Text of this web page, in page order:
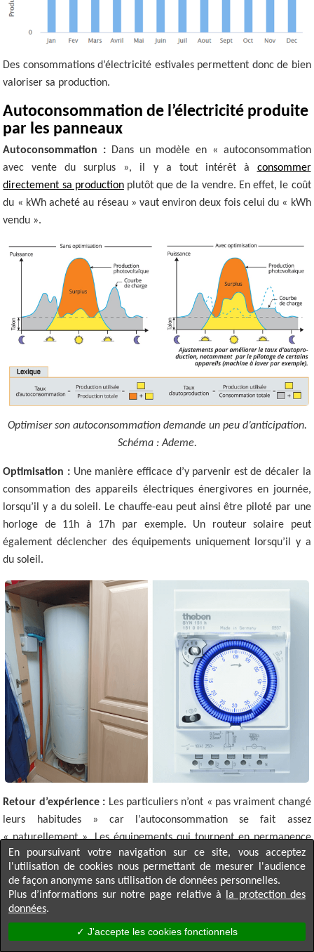
Des consommations d’électricité estivales permettent donc de bien
valoriser sa production.
Autoconsommation de l’électricité produite
par les panneaux
Autoconsommation : Dans un modèle en « autoconsommation
avec vente du surplus », il y a tout intérêt à consommer
directement sa productionplutôt que de la vendre. En effet, le coût
du « kWh acheté au réseau » vaut environ deux fois celui du « kWh
vendu ».
Optimiser son autoconsommation demande un peu d’anticipation.
Schéma : Ademe.
Optimisation : Une manière efficace d’y parvenir est de décaler la
consommation des appareils électriques énergivores en journée,
lorsqu’il y a du soleil. Le chauffe-eau peut ainsi être piloté par une
horloge de 11h à 17h par exemple. Un routeur solaire peut
également déclencher des équipements uniquement lorsqu’il y a
du soleil.
Retour d’expérience : Les particuliers n’ont « pas vraiment changé
leurs habitudes » car l’autoconsommation se fait assez
« naturellement ». Les équipements qui tournent en permanence
fonctionnent toujours lorsqu’il y a du soleil (congélateurs, cave à
vin, VMC…) et les nouveaux usages auront également lieu en
journée (spa, piscine). Le couple décale autant que possible les
équipements qui peuvent l’être : lave-vaisselle, lave-linge, charge
des vélos électriques…
↑
En poursuivant votre navigation sur ce site, vous acceptez
l'utilisation de cookies nous permettant de mesurer l'audience
de façon anonyme sans utilisation de données personnelles.
Plus d’informations sur notre page relative à
la protection des
données.
✓ J'accepte les cookies fonctionnels